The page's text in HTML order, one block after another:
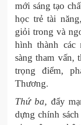
mới sáng tạo
học trẻ tài
giỏi trong và
hình thành các
sàng tham vấn,
trọng điểm,
Thương.
Thứ ba, đẩy
dựng chính